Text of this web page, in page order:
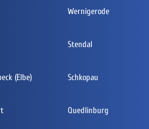
Wernigerode
Stendal
(Elbe) Schkopau
Quedlinburg